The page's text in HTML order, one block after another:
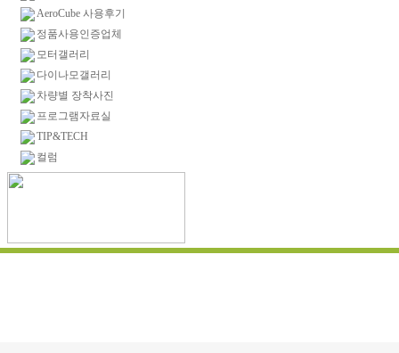
AeroCube 사용후기
정품사용인증업체
모터갤러리
다이나모갤러리
차량별 장착사진
프로그램자료실
TIP&TECH
컬럼